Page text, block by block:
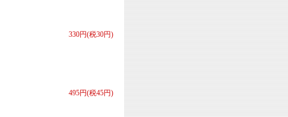
330円(税30円)
495円(税45円)